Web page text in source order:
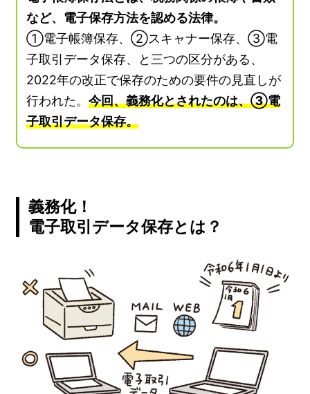
など、電子保存方法を認める法律。
①電子帳簿保存、②スキャナー保存、③電
子取引データ保存、と三つの区分がある、
2022年の改正で保存のための要件の見直しが
行われた。今回、義務化とされたのは、③電
子取引データ保存。
義務化！
電子取引データ保存とは？